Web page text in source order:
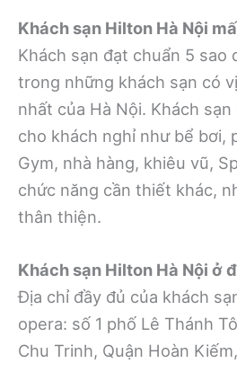
Khách sạn Hilton Hà Nội
Khách sạn đạt chuẩn 5 sao
trong những khách sạn có
nhất của Hà Nội. Khách
cho khách nghỉ như bể bơi,
Gym, nhà hàng, khiêu vũ,
chức năng cần thiết khác,
thân thiện.
Khách sạn Hilton Hà Nội ở
Địa chỉ đầy đủ của khách
opera: số 1 phố Lê Thánh
Chu Trinh, Quận Hoàn